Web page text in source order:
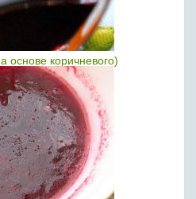
основе коричневого)